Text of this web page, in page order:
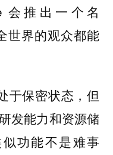
会推出一个名
世界的观众都能
于保密状态，但
发能力和资源储
功能不是难事